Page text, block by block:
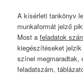
A kísérleti tankönyv
munkaformát jelző
Most afeladatok
kiegészítéseket
színei megmaradtak,
feladatszám,